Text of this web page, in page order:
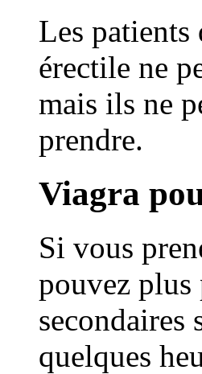
Les
érectile ne
mais ils ne
prendre.
Viagra
Si vous
pouvez plus
secondaires
quelques